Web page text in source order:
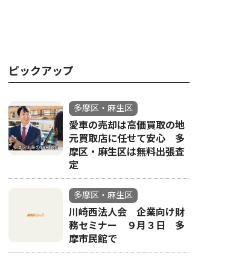
ピックアップ
多摩区・麻生区
愛車の売却は高価買取の地
元買取店に任せて安心 多
摩区・麻生区は無料出張査
定
多摩区・麻生区
川崎西法人会 企業向け財
務セミナー ９月３日 多
摩市民館で